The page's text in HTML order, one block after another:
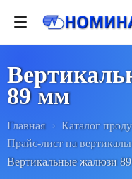
89 мм
Главная
Каталог
Прайс-лист на
Вертикальные жалюзи